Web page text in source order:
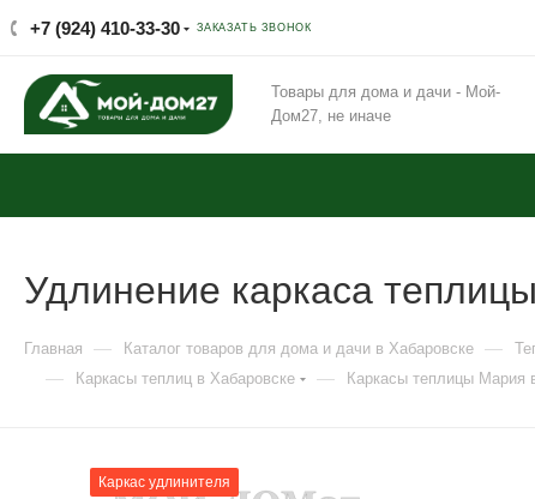
+7 (924) 410-33-30 ЗАКАЗАТЬ ЗВОНОК
Товары для дома и дачи - Мой-
Дом27, не иначе
Удлинение каркаса
Главная — Каталог товаров для дома и дачи в Хабаровске —
— Каркасы теплиц в Хабаровске — Каркасы теплицы Мария
Каркас удлинителя